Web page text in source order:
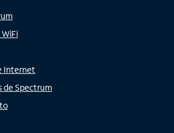
Internet
de Spectrum